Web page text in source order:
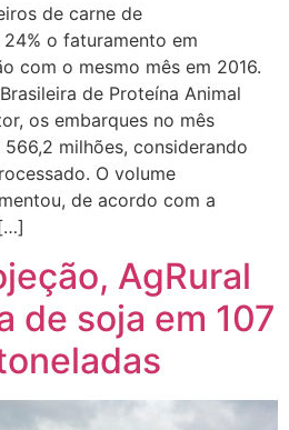
de carne de
o faturamento em
com o mesmo mês em 2016.
de Proteína Animal
os embarques no mês
milhões, considerando
O volume
de acordo com a
AgRural
de soja em 107